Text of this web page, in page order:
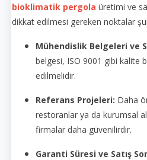
bioklimatik pergola üretimi ve
dikkat edilmesi gereken noktalar
Mühendislik Belgeleri ve
belgesi, ISO 9001 gibi kalite
edilmelidir.
Referans Projeleri: Daha
restoranlar ya da kurumsal
firmalar daha güvenilirdir.
Garanti Süresi ve Satış